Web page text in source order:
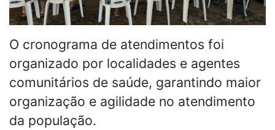
O cronograma de atendimentos foi
organizado por localidades e agentes
comunitários de saúde, garantindo maior
organização e agilidade no atendimento
da população.